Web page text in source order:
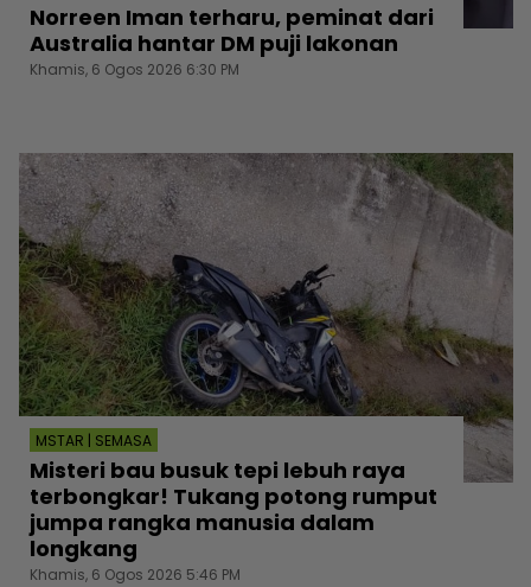
Norreen Iman terharu, peminat dari
Australia hantar DM puji lakonan
Khamis, 6 Ogos 2026 6:30 PM
MSTAR | SEMASA
Misteri bau busuk tepi lebuh raya
terbongkar! Tukang potong rumput
jumpa rangka manusia dalam
longkang
Khamis, 6 Ogos 2026 5:46 PM